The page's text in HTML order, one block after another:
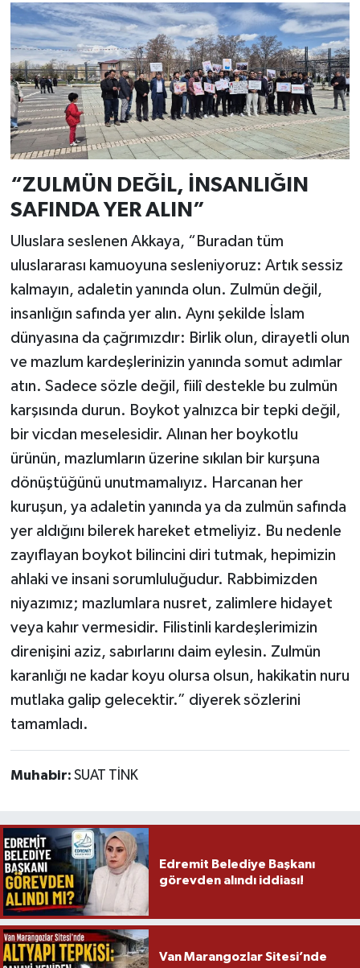
“ZULMÜN DEĞİL, İNSANLIĞIN
SAFINDA YER ALIN”
Uluslara seslenen Akkaya, “Buradan tüm
uluslararası kamuoyuna sesleniyoruz: Artık sessiz
kalmayın, adaletin yanında olun. Zulmün değil,
insanlığın safında yer alın. Aynı şekilde İslam
dünyasına da çağrımızdır: Birlik olun, dirayetli olun
ve mazlum kardeşlerinizin yanında somut adımlar
atın. Sadece sözle değil, fiilî destekle bu zulmün
karşısında durun. Boykot yalnızca bir tepki değil,
bir vicdan meselesidir. Alınan her boykotlu
ürünün, mazlumların üzerine sıkılan bir kurşuna
dönüştüğünü unutmamalıyız. Harcanan her
kuruşun, ya adaletin yanında ya da zulmün safında
yer aldığını bilerek hareket etmeliyiz. Bu nedenle
zayıflayan boykot bilincini diri tutmak, hepimizin
ahlaki ve insani sorumluluğudur. Rabbimizden
niyazımız; mazlumlara nusret, zalimlere hidayet
veya kahır vermesidir. Filistinli kardeşlerimizin
direnişini aziz, sabırlarını daim eylesin. Zulmün
karanlığı ne kadar koyu olursa olsun, hakikatin nuru
mutlaka galip gelecektir.” diyerek sözlerini
tamamladı.
Muhabir: SUAT TİNK
Edremit Belediye Başkanı
görevden alındı iddiası!
Van Marangozlar Sitesi’nde